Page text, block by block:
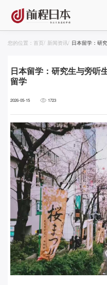
您的位置： 首页/ 新闻资讯/ 日本留学：研
日本留学：研究生与旁听
留学
2026-05-15 1723